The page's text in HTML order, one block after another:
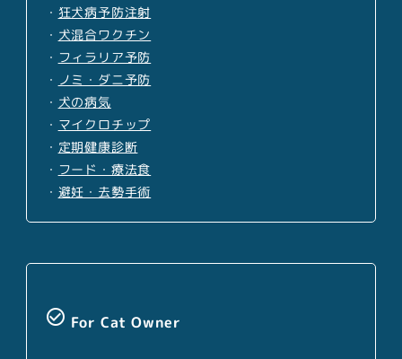
・ 狂犬病予防注射
・ 犬混合ワクチン
・ フィラリア予防
・ ノミ・ダニ予防
・ 犬の病気
・ マイクロチップ
・ 定期健康診断
・ フード・療法食
・ 避妊・去勢手術
check_circle_outline For Cat Owner